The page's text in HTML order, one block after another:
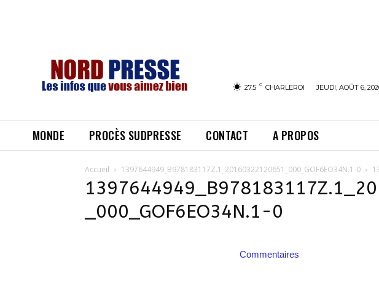
27.5 C CHARLEROI JEUDI, AOÛT 6,
MONDE PROCÈS SUDPRESSE CONTACT A PROPOS
Accueil 1397644949_B978183117Z.1_20160322120651_000_GOF6EO34N.1-0
_000_GOF6EO34N.1-0
Commentaires